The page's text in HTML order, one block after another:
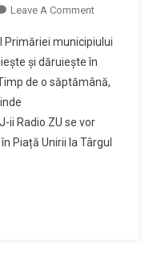
Leave A CommentOn
Faptelor
Bune
:
21
Decembrie
Primăriei municipiului
și dăruiește în
de o săptămână,
ii Radio ZU se vor
Piață Unirii la Târgul